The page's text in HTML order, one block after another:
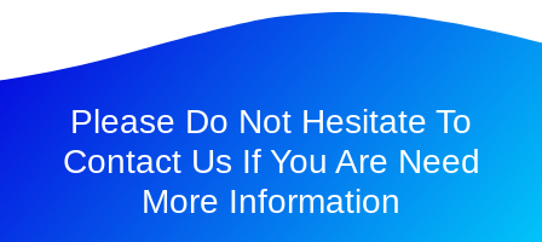
Please Do Not Hesitate To
Contact Us If You Are Need
More Information